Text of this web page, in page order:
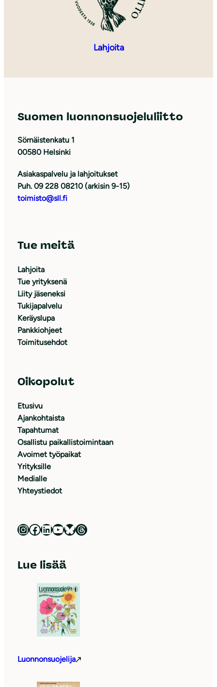
Lahjoita
Suomen luonnonsuojeluliitto
Sörnäistenkatu 1
00580 Helsinki
Asiakaspalvelu ja lahjoitukset
Puh. 09 228 08210 (arkisin 9-15)
toimisto@sll.fi
Tue meitä
Lahjoita
Tue yrityksenä
Liity jäseneksi
Tukijapalvelu
Keräyslupa
Pankkiohjeet
Toimitusehdot
Oikopolut
Etusivu
Ajankohtaista
Tapahtumat
Osallistu paikallistoimintaan
Avoimet työpaikat
Yrityksille
Medialle
Yhteystiedot
Luonnonsuojeluliitto Instagramissa Luonnonsuojeluliitto Facebookissa Luonnonsuojeluliitto LinkedInissä Luonnonsuojeluliiton YouTube-kanava Luonnonsuojeluliitto Blueskyssa Luonnonsuojeluliitto Threadsissa
Lue lisää
Luonnonsuojelija